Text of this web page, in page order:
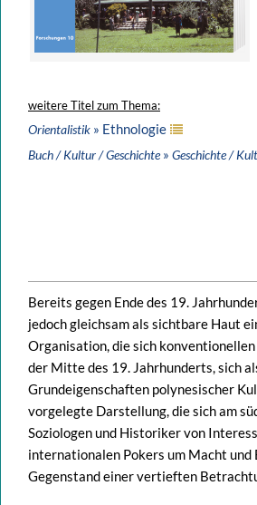
weitere Titel zum Thema:
Orientalistik » Ethnologie
Buch / Kultur / Geschichte» Geschichte /
Bereits gegen Ende des 19.
jedoch gleichsam als sichtbare Haut
Organisation, die sich
der Mitte des 19. Jahrhunderts, sich
Grundeigenschaften polynesischer
vorgelegte Darstellung, die sich am
Soziologen und Historiker von
internationalen Pokers um Macht und
Gegenstand einer vertieften